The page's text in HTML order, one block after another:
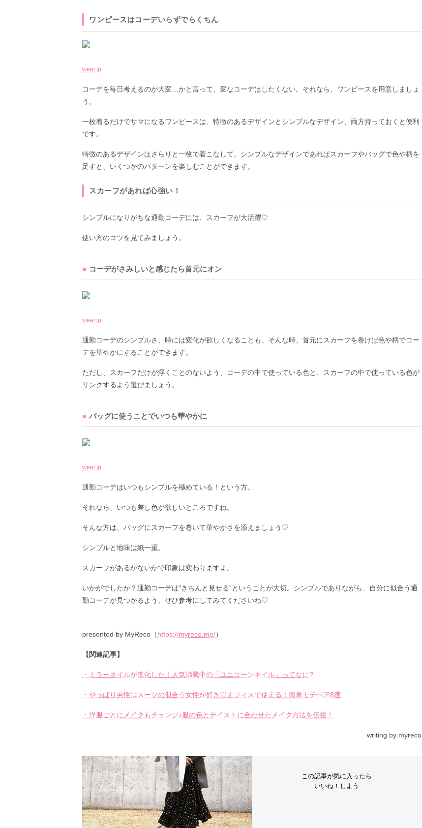
ワンピースはコーデいらずでらくちん
wear.jp
コーデを毎日考えるのが大変…かと言って、変なコーデはしたくない。それなら、ワンピースを用意しましょ
う。
一枚着るだけでサマになるワンピースは、特徴のあるデザインとシンプルなデザイン、両方持っておくと便利
です。
特徴のあるデザインはさらりと一枚で着こなして、シンプルなデザインであればスカーフやバッグで色や柄を
足すと、いくつかのパターンを楽しむことができます。
スカーフがあれば心強い！
シンプルになりがちな通勤コーデには、スカーフが大活躍♡
使い方のコツを見てみましょう。
コーデがさみしいと感じたら首元にオン
wear.jp
通勤コーデのシンプルさ、時には変化が欲しくなることも。そんな時、首元にスカーフを巻けば色や柄でコー
デを華やかにすることができます。
ただし、スカーフだけが浮くことのないよう、コーデの中で使っている色と、スカーフの中で使っている色が
リンクするよう選びましょう。
バッグに使うことでいつも華やかに
wear.jp
通勤コーデはいつもシンプルを極めている！という方。
それなら、いつも差し色が欲しいところですね。
そんな方は、バッグにスカーフを巻いて華やかさを添えましょう♡
シンプルと地味は紙一重。
スカーフがあるかないかで印象は変わりますよ。
いかがでしたか？通勤コーデは”きちんと見せる”ということが大切。シンプルでありながら、自分に似合う通
勤コーデが見つかるよう、ぜひ参考にしてみてくださいね♡
presented by MyReco（https://myreco.me/）
【関連記事】
・ミラーネイルが進化した！人気沸騰中の「ユニコーンネイル」ってなに?
・やっぱり男性はスーツの似合う女性が好き♡オフィスで使える！簡単モテヘア8選
・洋服ごとにメイクもチェンジ♪服の色とテイストに合わせたメイク方法を伝授！
writing by myreco
この記事が気に入ったら
いいね！しよう